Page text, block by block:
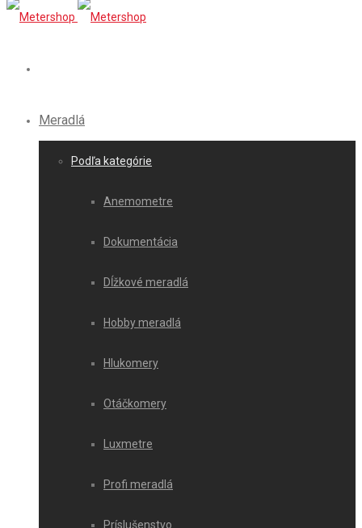
Meradlá
Podľa kategórie
Anemometre
Dokumentácia
Dĺžkové meradlá
Hobby meradlá
Hlukomery
Otáčkomery
Luxmetre
Profi meradlá
Príslušenstvo